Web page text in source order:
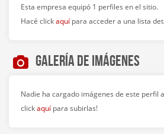
Esta empresa equipó 1 perfiles en el sitio.
Hacé clickaquí para acceder a una lista
Galería de imágenes
Nadie ha cargado imágenes de este perfil
clickaquí para subirlas!